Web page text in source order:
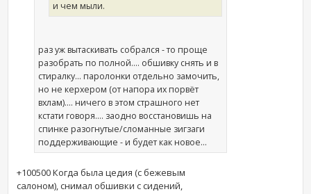
и чем мыли.
раз уж вытаскивать собрался - то проще
разобрать по полной.... обшивку снять и в
стиралку... паролонки отдельно замочить,
но не керхером (от напора их порвёт
вхлам).... ничего в этом страшного нет
кстати говоря.... заодно восстановишь на
спинке разогнутые/сломанные зигзаги
поддерживающие - и будет как новое...
+100500 Когда была цедия (с бежевым
салоном), снимал обшивки с сидений,